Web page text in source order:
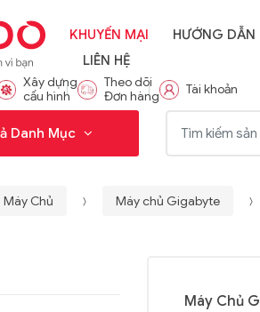
KHUYẾN MẠI HƯỚNG DẪN
LIÊN HỆ
Xây dựng
cấu hình
Theo dõi
Đơn hàng
Tài khoản
Danh Mục
Máy Chủ Máy chủ Gigabyte
Máy Chủ